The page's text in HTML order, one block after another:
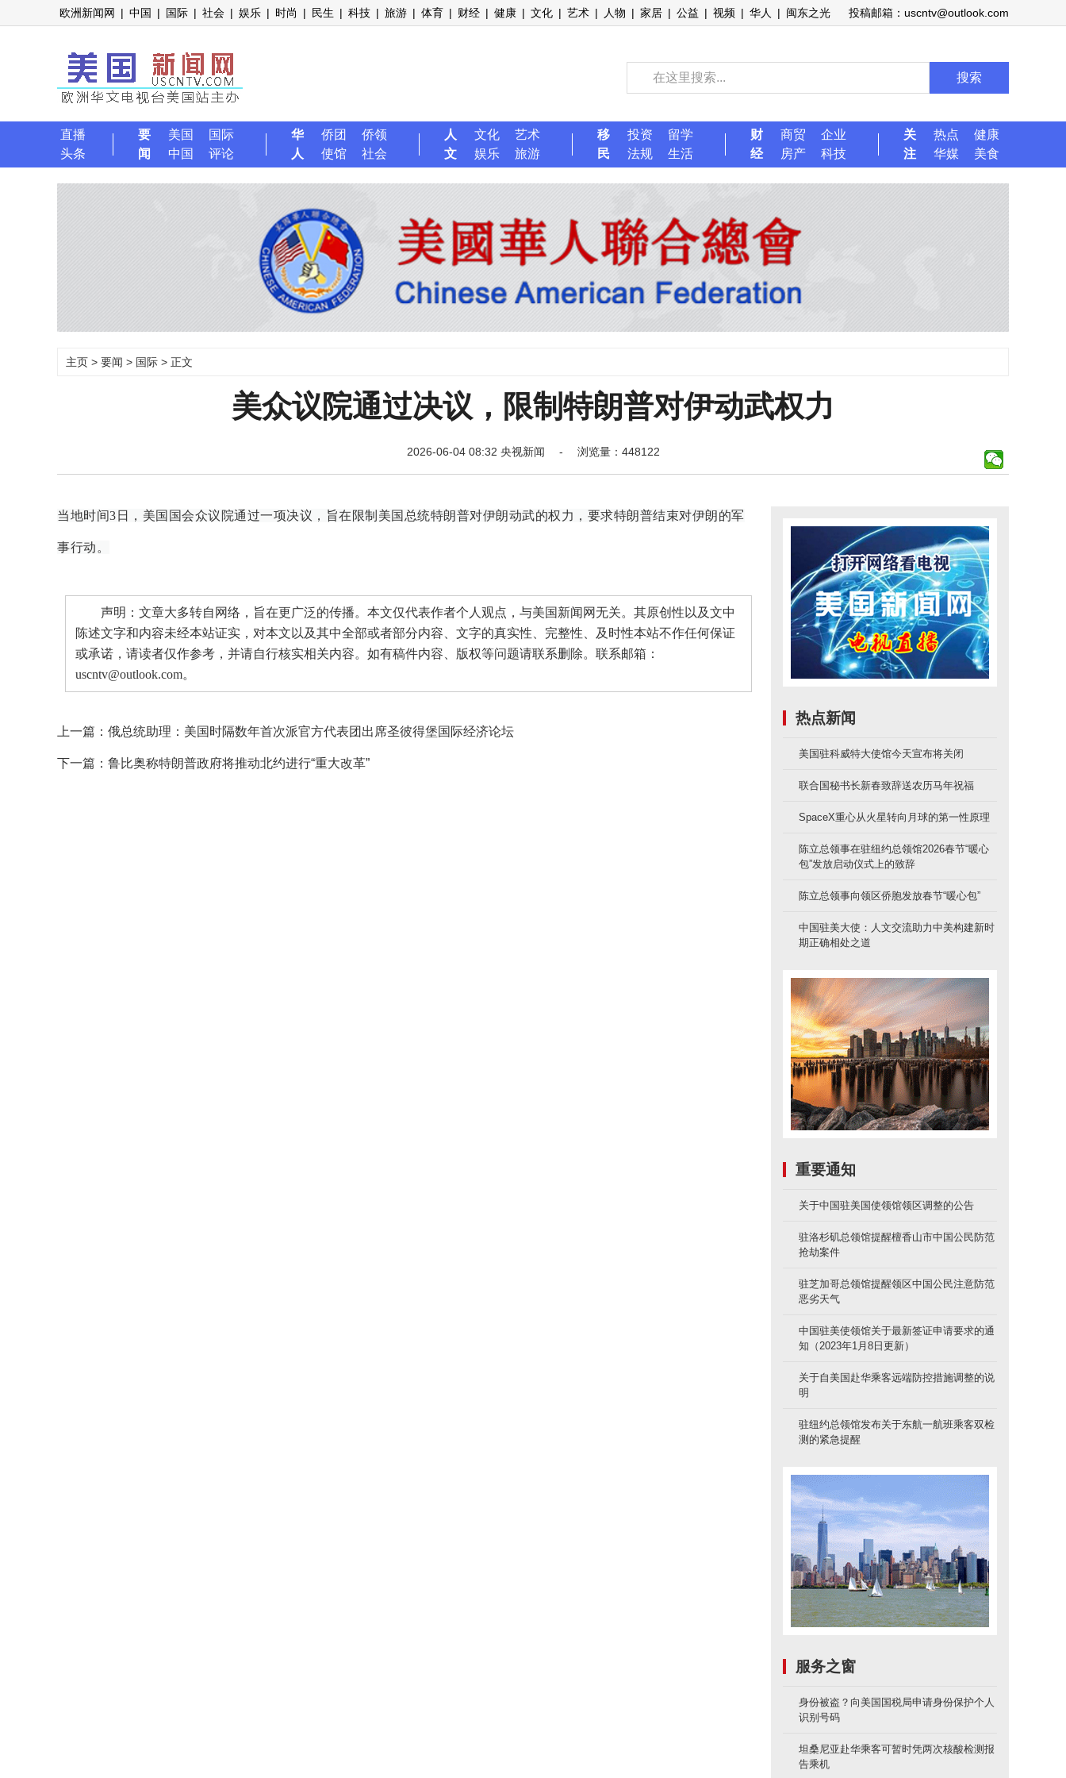
欧洲新闻网 | 中国 | 国际 | 社会 | 娱乐 | 时尚 | 民生 | 科技 | 旅游 | 体育 | 财经 | 健康 | 文化 | 艺术 | 人物 | 家居 | 公益 | 视频 | 华人 | 闽东之光 投稿邮箱：uscntv@outlook.com
搜索
直播
头条
要
闻
美国
国际
中国
评论
华
人
侨团
侨领
使馆
社会
人
文
文化
艺术
娱乐
旅游
移
民
投资
留学
法规
生活
财
经
商贸
企业
房产
科技
关
注
热点
健康
华媒
美食
主页 > 要闻 > 国际 > 正文
美众议院通过决议，限制特朗普对伊动武权力
2026-06-04 08:32 央视新闻 - 浏览量：448122
当地时间3日，美国国会众议院通过一项决议，旨在限制美国总统特朗普对伊朗动武的权力，要求特朗普结束对伊朗的军
事行动。
声明：文章大多转自网络，旨在更广泛的传播。本文仅代表作者个人观点，与美国新闻网无关。其原创性以及文中
陈述文字和内容未经本站证实，对本文以及其中全部或者部分内容、文字的真实性、完整性、及时性本站不作任何保证
或承诺，请读者仅作参考，并请自行核实相关内容。如有稿件内容、版权等问题请联系删除。联系邮箱：
uscntv@outlook.com。
上一篇： 俄总统助理：美国时隔数年首次派官方代表团出席圣彼得堡国际经济论坛
下一篇： 鲁比奥称特朗普政府将推动北约进行“重大改革”
热点新闻
美国驻科威特大使馆今天宣布将关闭
联合国秘书长新春致辞送农历马年祝福
SpaceX重心从火星转向月球的第一性原理
陈立总领事在驻纽约总领馆2026春节“暖心
包”发放启动仪式上的致辞
陈立总领事向领区侨胞发放春节“暖心包”
中国驻美大使：人文交流助力中美构建新时
期正确相处之道
重要通知
关于中国驻美国使领馆领区调整的公告
驻洛杉矶总领馆提醒檀香山市中国公民防范
抢劫案件
驻芝加哥总领馆提醒领区中国公民注意防范
恶劣天气
中国驻美使领馆关于最新签证申请要求的通
知（2023年1月8日更新）
关于自美国赴华乘客远端防控措施调整的说
明
驻纽约总领馆发布关于东航一航班乘客双检
测的紧急提醒
服务之窗
身份被盗？向美国国税局申请身份保护个人
识别号码
坦桑尼亚赴华乘客可暂时凭两次核酸检测报
告乘机